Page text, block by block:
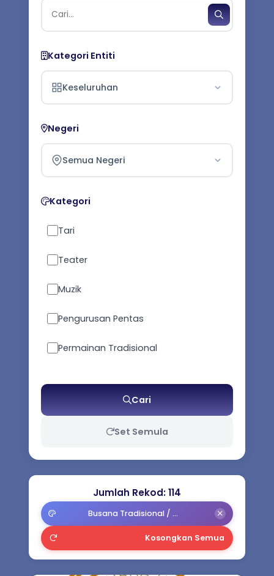
Kategori Entiti
Keseluruhan
Negeri
Semua Negeri
Kategori
Tari
Teater
Muzik
Pengurusan Pentas
Permainan Tradisional
Busana Tradisional / Kostum
Budaya
Persatuan Seni Budaya (Umum) /
Cari
Set Semula
Jumlah Rekod: 114
Busana Tradisional / Kostum Persembahan / Props
Kosongkan Semua